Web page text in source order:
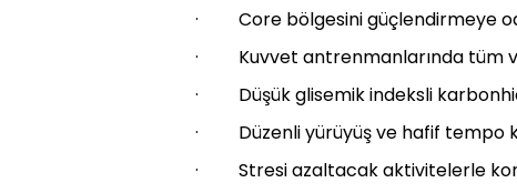
· Core bölgesini güçlendirmeye
· Kuvvet antrenmanlarında tüm
· Düşük glisemik indeksli
· Düzenli yürüyüş ve hafif tempo
· Stresi azaltacak aktivitelerle